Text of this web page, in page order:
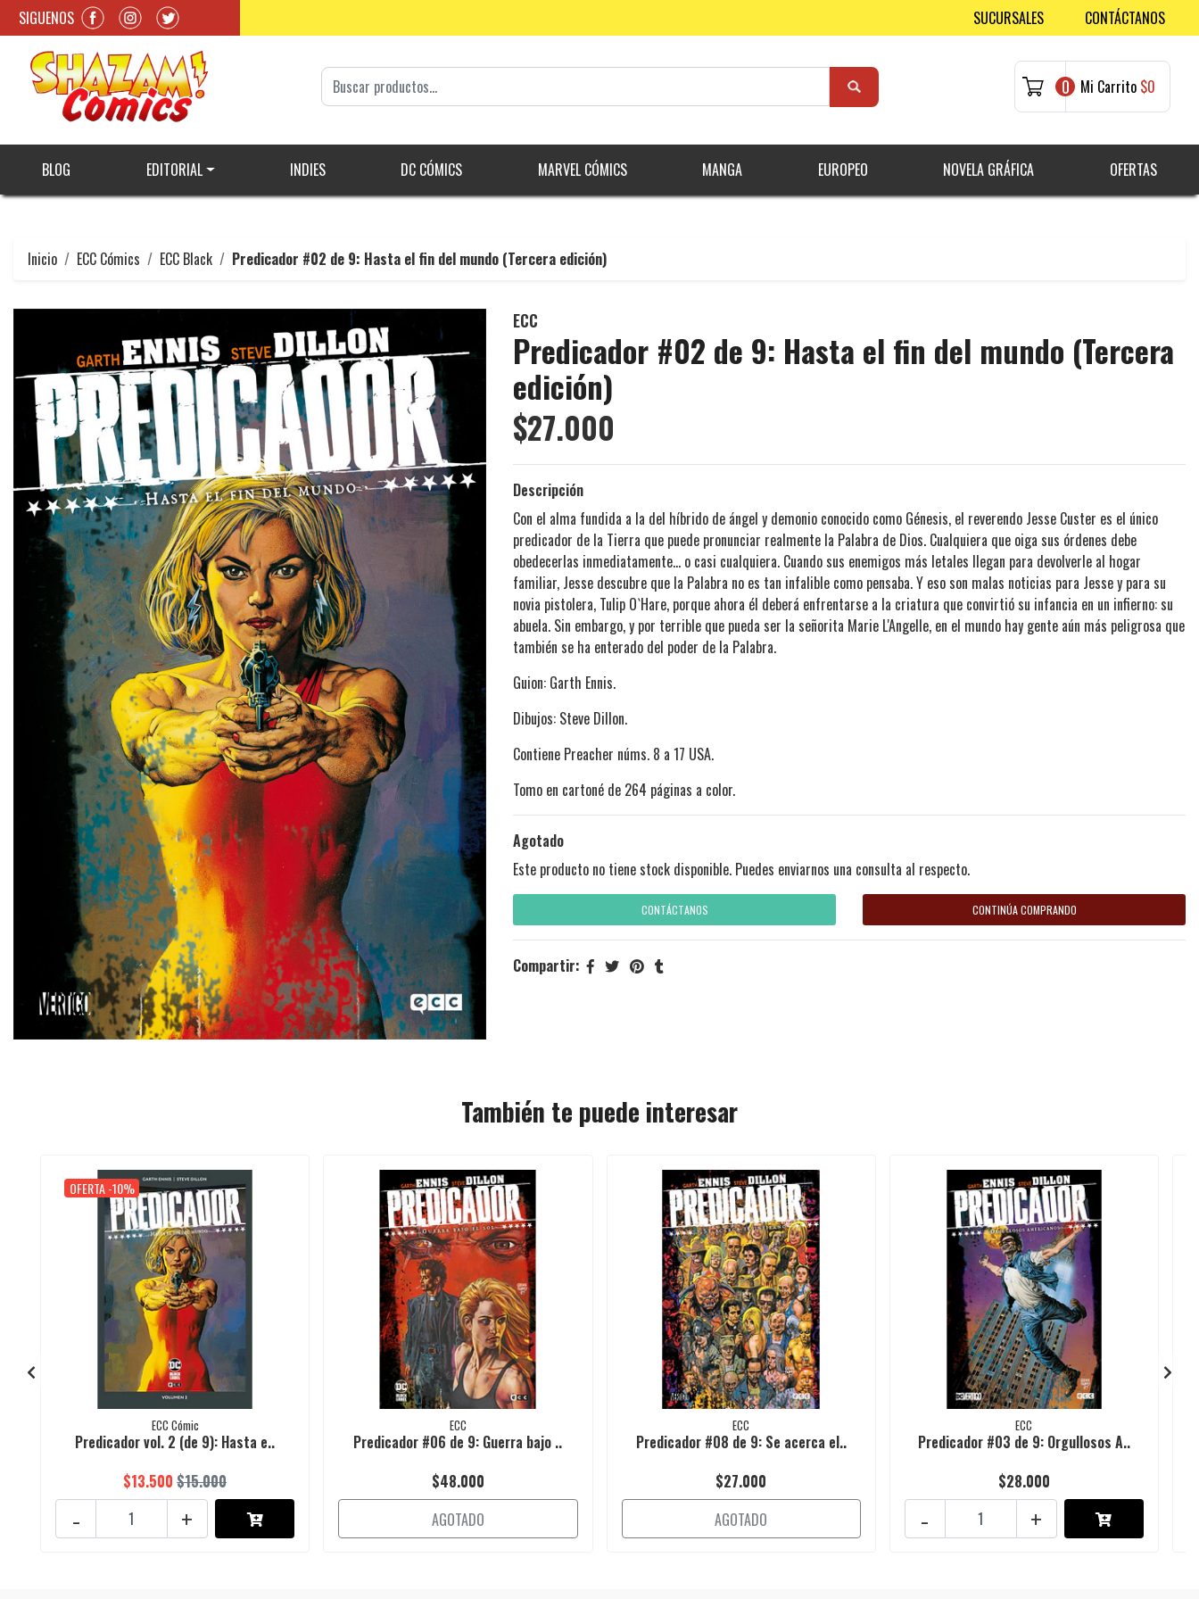
SIGUENOS SUCURSALES CONTÁCTANOS
0 Mi Carrito $0
BLOG EDITORIAL INDIES DC CÓMICS MARVEL CÓMICS MANGA EUROPEO NOVELA GRÁFICA OFERTAS
Inicio ECC Cómics ECC Black Predicador #02 de 9: Hasta el fin del mundo (Tercera edición)
ECC
Predicador #02 de 9: Hasta el fin del mundo (Tercera
edición)
$27.000
Descripción
Con el alma fundida a la del híbrido de ángel y demonio conocido como Génesis, el reverendo Jesse Custer es el único
predicador de la Tierra que puede pronunciar realmente la Palabra de Dios. Cualquiera que oiga sus órdenes debe
obedecerlas inmediatamente... o casi cualquiera. Cuando sus enemigos más letales llegan para devolverle al hogar
familiar, Jesse descubre que la Palabra no es tan infalible como pensaba. Y eso son malas noticias para Jesse y para su
novia pistolera, Tulip O`Hare, porque ahora él deberá enfrentarse a la criatura que convirtió su infancia en un infierno: su
abuela. Sin embargo, y por terrible que pueda ser la señorita Marie L'Angelle, en el mundo hay gente aún más peligrosa que
también se ha enterado del poder de la Palabra.
Guion: Garth Ennis.
Dibujos: Steve Dillon.
Contiene Preacher núms. 8 a 17 USA.
Tomo en cartoné de 264 páginas a color.
Agotado
Este producto no tiene stock disponible. Puedes enviarnos una consulta al respecto.
CONTÁCTANOS CONTINÚA COMPRANDO
Compartir:
También te puede interesar
OFERTA -10%
ECC Cómic
Predicador vol. 2 (de 9): Hasta e..
$13.500 $15.000
+
-
ECC
Predicador #06 de 9: Guerra bajo ..
$48.000
AGOTADO
ECC
Predicador #08 de 9: Se acerca el..
$27.000
AGOTADO
ECC
Predicador #03 de 9: Orgullosos A..
$28.000
+
-